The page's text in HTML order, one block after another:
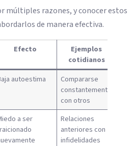
múltiples razones, y conocer estos
de manera efectiva.
Efecto
Ejemplos
cotidianos
autoestima
Compararse
constantemente
con otros
a ser
Relaciones
anteriores con
infidelidades